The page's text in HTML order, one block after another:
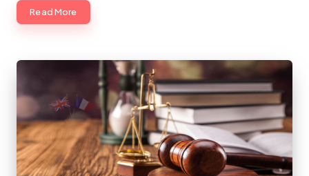
Read More